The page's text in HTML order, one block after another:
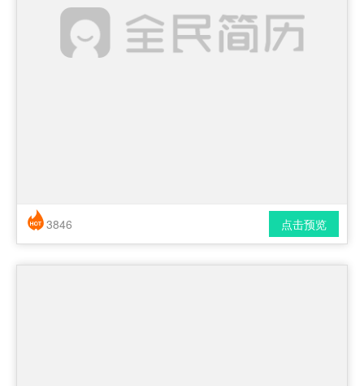
简历风格： 时尚 / 简洁 / 应届生
点击预览
3846